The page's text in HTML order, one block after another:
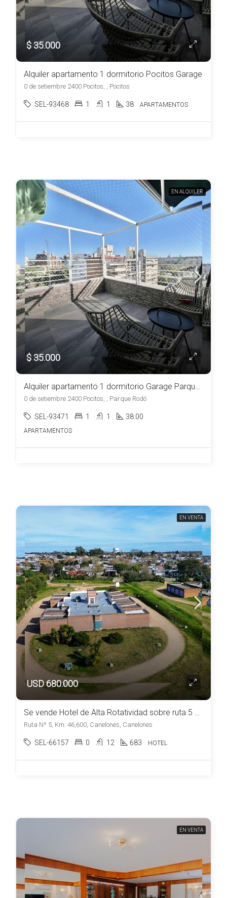
$ 35.000
Alquiler apartamento 1 dormitorio Pocitos Garage
0 de setiembre 2400 Pocitos, , Pocitos
SEL-93468 1 1 38 APARTAMENTOS
EN ALQUILER
$ 35.000
Alquiler apartamento 1 dormitorio Garage Parque Rodó
0 de setiembre 2400 Pocitos, , Parque Rodó
SEL-93471 1 1 38.00
APARTAMENTOS
EN VENTA
USD 680.000
Se vende Hotel de Alta Rotatividad sobre ruta 5 Canelones
Ruta Nº 5, Km. 46,600, Canelones, Canelones
SEL-66157 0 12 683 HOTEL
EN VENTA